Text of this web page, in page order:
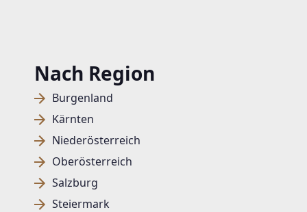
Nach Region
Burgenland
Kärnten
Niederösterreich
Oberösterreich
Salzburg
Steiermark